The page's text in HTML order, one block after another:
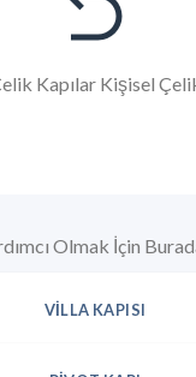
Kapılar Kişisel
Olmak İçin
VILLA KAPISI